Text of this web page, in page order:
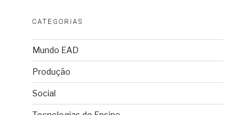
CATEGORIAS
Mundo EAD
Produção
Social